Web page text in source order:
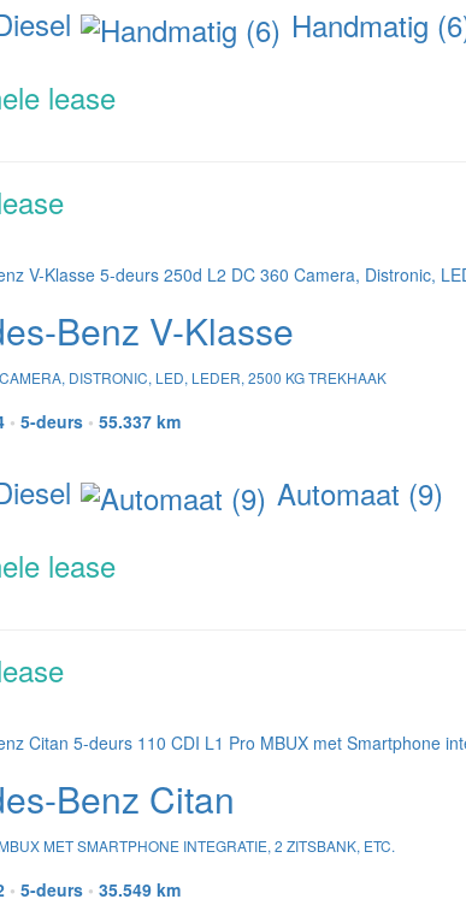
Handmatig
lease
Benz V-Klasse
DISTRONIC, LED, LEDER, 2500 KG TREKHAAK
• 5-deurs • 55.337 km
Automaat (9)
lease
Benz Citan
MET SMARTPHONE INTEGRATIE, 2 ZITSBANK, ETC.
• 5-deurs • 35.549 km